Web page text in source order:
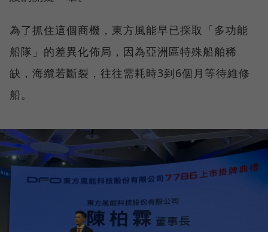
為了抓住這個商機，東方風能早已採取「多功能
船隊」的差異化佈局，因為亞洲區特殊船舶稀
缺，海纜若斷裂，往往需耗時3到6個月等待維修
船。